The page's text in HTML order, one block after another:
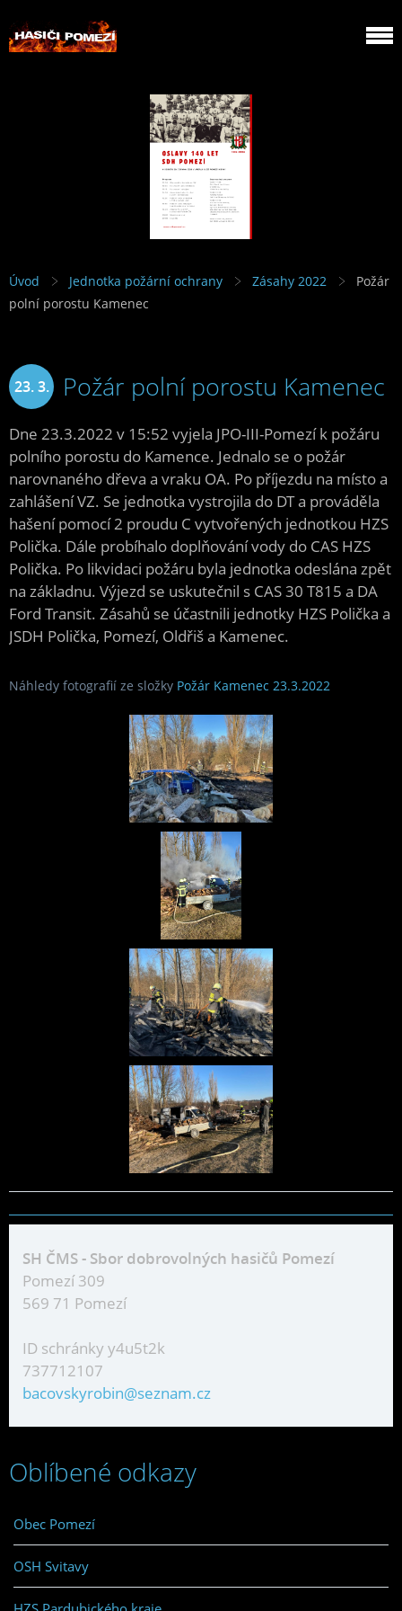
Úvod Jednotka požární ochrany Zásahy 2022
Požár
polní porostu Kamenec
23. 3.
2022
Požár polní porostu Kamenec
Dne 23.3.2022 v 15:52 vyjela JPO-III-Pomezí k požáru
polního porostu do Kamence. Jednalo se o požár
narovnaného dřeva a vraku OA. Po příjezdu na místo a
zahlášení VZ. Se jednotka vystrojila do DT a prováděla
hašení pomocí 2 proudu C vytvořených jednotkou HZS
Polička. Dále probíhalo doplňování vody do CAS HZS
Polička. Po likvidaci požáru byla jednotka odeslána zpět
na základnu. Výjezd se uskutečnil s CAS 30 T815 a DA
Ford Transit. Zásahů se účastnili jednotky HZS Polička a
JSDH Polička, Pomezí, Oldřiš a Kamenec.
Náhledy fotografií ze složky Požár Kamenec 23.3.2022
SH ČMS - Sbor dobrovolných hasičů Pomezí
Pomezí 309
569 71 Pomezí
ID schránky y4u5t2k
737712107
bacovskyrobin@seznam.cz
Oblíbené odkazy
Obec Pomezí
OSH Svitavy